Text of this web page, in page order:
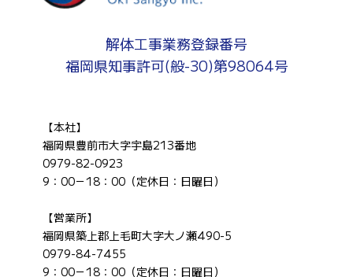
解体工事業務登録番号
福岡県知事許可(般-30)第98064号
【本社】
福岡県豊前市大字宇島213番地
0979-82-0923
9：00－18：00（定休日：日曜日）
【営業所】
福岡県築上郡上毛町大字大ノ瀬490-5
0979-84-7455
9：00－18：00（定休日：日曜日）